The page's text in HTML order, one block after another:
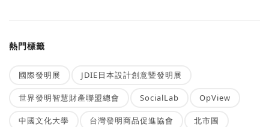
熱門標籤
國際發明展 JDIE日本設計創意暨發明展
世界發明智慧財產聯盟總會 SocialLab OpView
中國文化大學 台灣發明商品促進協會 北市圖